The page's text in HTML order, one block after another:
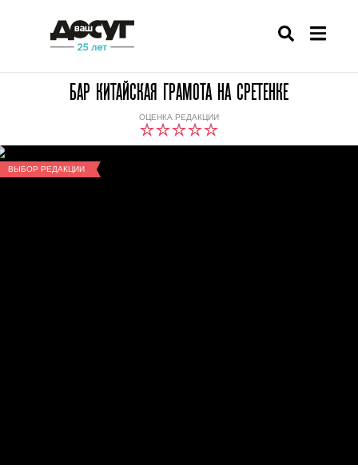
БАР КИТАЙСКАЯ ГРАМОТА НА СРЕТЕНКЕ
ОЦЕНКА РЕДАКЦИИ
ВЫБОР РЕДАКЦИИ